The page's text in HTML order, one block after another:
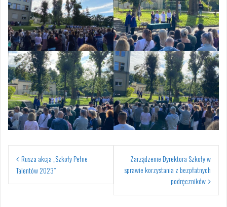
Nawigacja
wpisu
Rusza akcja „Szkoły Pełne
Talentów 2023”
Zarządzenie Dyrektora Szkoły w
sprawie korzystania z bezpłatnych
podręczników